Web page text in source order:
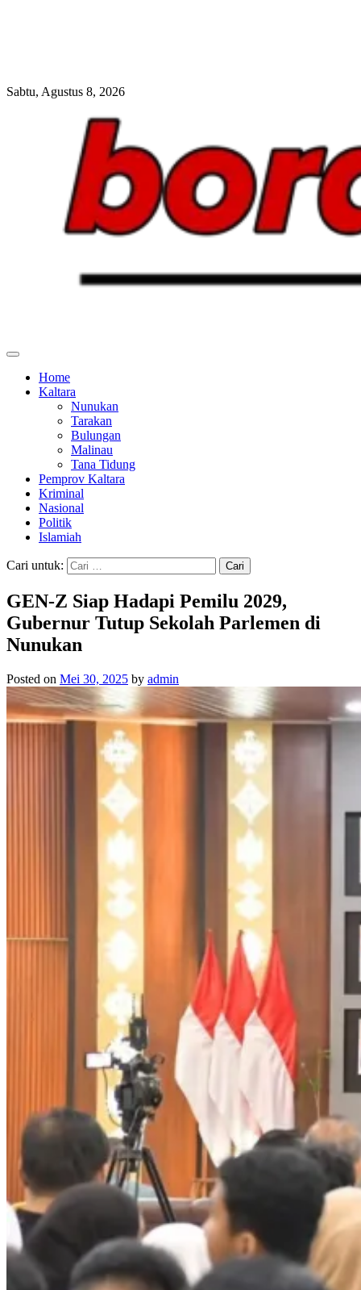
Sabtu, Agustus 8, 2026
Home
Kaltara
Nunukan
Tarakan
Bulungan
Malinau
Tana Tidung
Pemprov Kaltara
Kriminal
Nasional
Politik
Islamiah
Cari untuk:
GEN-Z Siap Hadapi Pemilu 2029,
Gubernur Tutup Sekolah Parlemen di
Nunukan
Posted on Mei 30, 2025 by admin